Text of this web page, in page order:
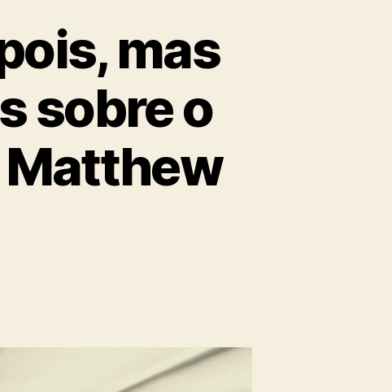
mas
sobre o
Matthew